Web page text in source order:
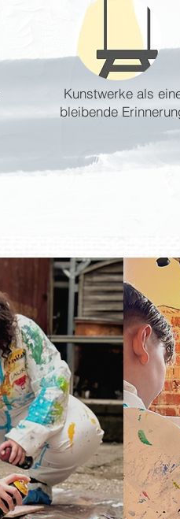
Kunstwerke als
bleibende